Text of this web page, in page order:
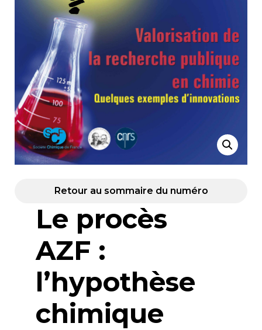
Retour au sommaire du numéro
Le procès
AZF :
l’hypothèse
chimique